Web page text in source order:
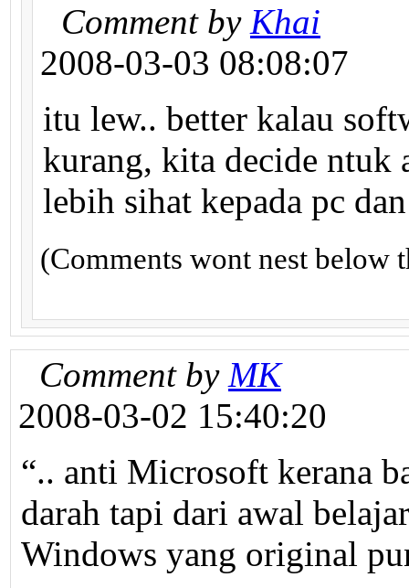
Comment by Khai
2008-03-03 08:08:07
itu lew.. better kalau
kurang, kita decide ntuk
lebih sihat kepada pc
(Comments wont nest below
Comment by MK
2008-03-02 15:40:20
“.. anti Microsoft kerana
darah tapi dari awal
Windows yang original